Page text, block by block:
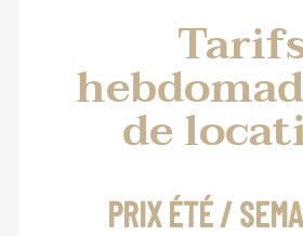
de
PRIX ÉTÉ /